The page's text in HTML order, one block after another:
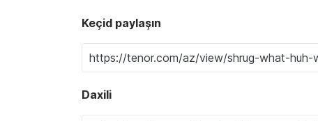
Keçid paylaşın
Daxili